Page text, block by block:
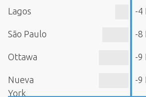
Lagos -4
São Paulo -8
Ottawa -9
Nueva
York
-9